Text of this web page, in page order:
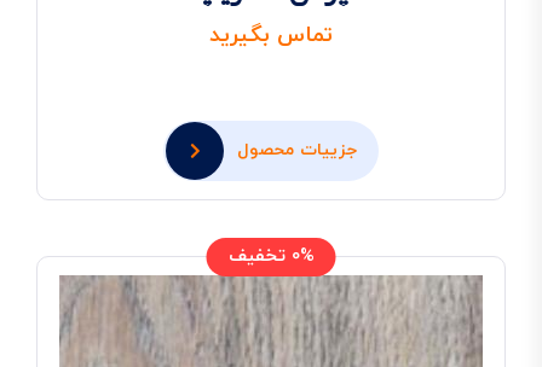
تماس بگیرید
جزییات محصول
0% تخفیف